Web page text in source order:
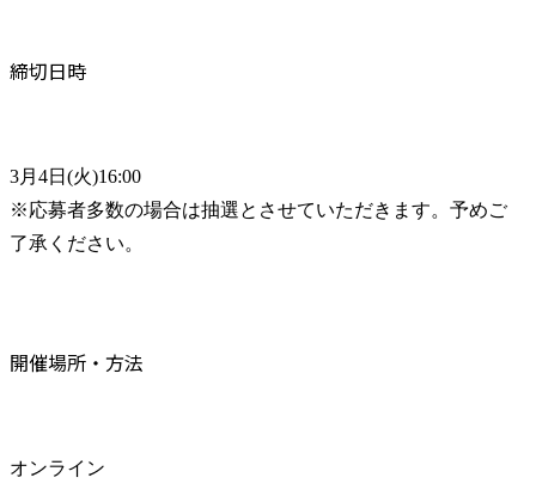
締切日時
3月4日(火)16:00
※応募者多数の場合は抽選とさせていただきます。予めご
了承ください。
開催場所・方法
オンライン